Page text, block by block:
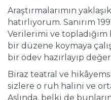
Araştırmalarımın
hatırlıyorum. Sanırım
Verilerimi ve
bir düzene koymaya
bir ödev hazırlayıp
Biraz teatral ve
sizlere o ruh halini ve
Aslında, belki de